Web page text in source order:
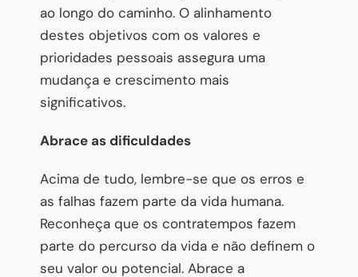
ao longo do caminho. O alinhamento
destes objetivos com os valores e
prioridades pessoais assegura uma
mudança e crescimento mais
significativos.
Abrace as dificuldades
Acima de tudo, lembre-se que os erros e
as falhas fazem parte da vida humana.
Reconheça que os contratempos fazem
parte do percurso da vida e não definem o
seu valor ou potencial. Abrace a